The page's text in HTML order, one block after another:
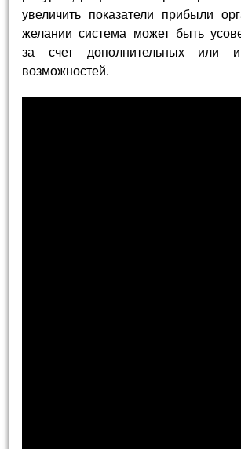
увеличить показатели прибыли
желании система может быть
за счет дополнительных или
возможностей.